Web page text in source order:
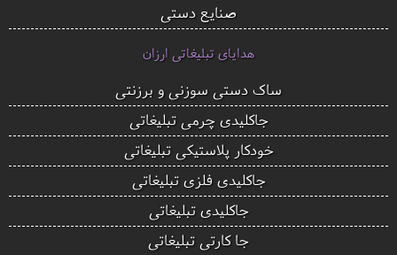
صنایع دستی
هدایای تبلیغاتی ارزان
ساک دستی سوزنی و برزنتی
جاکلیدی چرمی تبلیغاتی
خودکار پلاستیکی تبلیغاتی
جاکلیدی فلزی تبلیغاتی
جاکلیدی تبلیغاتی
جا کارتی تبلیغاتی